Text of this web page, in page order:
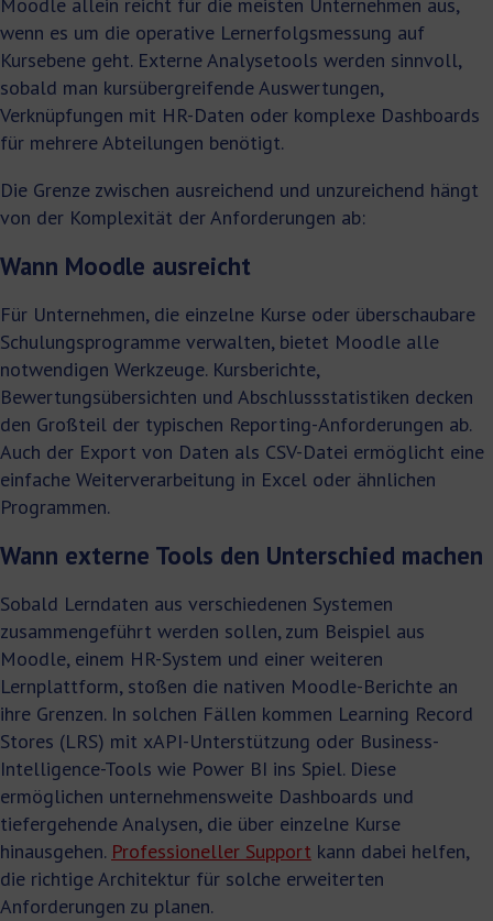
Moodle allein reicht für die meisten Unternehmen aus,
wenn es um die operative Lernerfolgsmessung auf
Kursebene geht. Externe Analysetools werden sinnvoll,
sobald man kursübergreifende Auswertungen,
Verknüpfungen mit HR-Daten oder komplexe Dashboards
für mehrere Abteilungen benötigt.
Die Grenze zwischen ausreichend und unzureichend hängt
von der Komplexität der Anforderungen ab:
Wann Moodle ausreicht
Für Unternehmen, die einzelne Kurse oder überschaubare
Schulungsprogramme verwalten, bietet Moodle alle
notwendigen Werkzeuge. Kursberichte,
Bewertungsübersichten und Abschlussstatistiken decken
den Großteil der typischen Reporting-Anforderungen ab.
Auch der Export von Daten als CSV-Datei ermöglicht eine
einfache Weiterverarbeitung in Excel oder ähnlichen
Programmen.
Wann externe Tools den Unterschied machen
Sobald Lerndaten aus verschiedenen Systemen
zusammengeführt werden sollen, zum Beispiel aus
Moodle, einem HR-System und einer weiteren
Lernplattform, stoßen die nativen Moodle-Berichte an
ihre Grenzen. In solchen Fällen kommen Learning Record
Stores (LRS) mit xAPI-Unterstützung oder Business-
Intelligence-Tools wie Power BI ins Spiel. Diese
ermöglichen unternehmensweite Dashboards und
tiefergehende Analysen, die über einzelne Kurse
hinausgehen. Professioneller Support kann dabei helfen,
die richtige Architektur für solche erweiterten
Anforderungen zu planen.